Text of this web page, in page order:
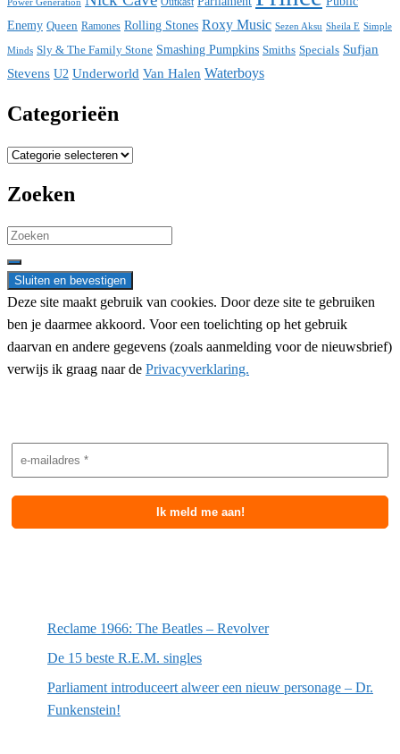
Outkast
Enemy Queen Ramones Rolling Stones Roxy Music Sezen Aksu Sheila E Simple
Minds Sly & The Family Stone Smashing Pumpkins Smiths Specials Sufjan
Stevens U2 Underworld Van Halen Waterboys
Categorieën
Categorieën
Zoeken
Search
for:
Deze site maakt gebruik van cookies. Door deze site te gebruiken
ben je daarmee akkoord. Voor een toelichting op het gebruik
daarvan en andere gegevens (zoals aanmelding voor de nieuwsbrief)
verwijs ik graag naar de Privacyverklaring.
Reclame 1966: The Beatles – Revolver
De 15 beste R.E.M. singles
Parliament introduceert alweer een nieuw personage – Dr.
Funkenstein!